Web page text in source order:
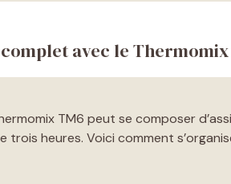
avec le
TM6 peut se composer
heures. Voici comment